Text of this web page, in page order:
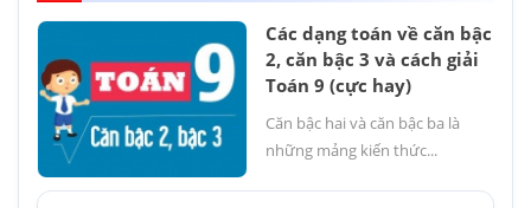
Các dạng toán về căn bậc
2, căn bậc 3 và cách giải
Toán 9 (cực hay)
Căn bậc hai và căn bậc ba là
những mảng kiến thức...